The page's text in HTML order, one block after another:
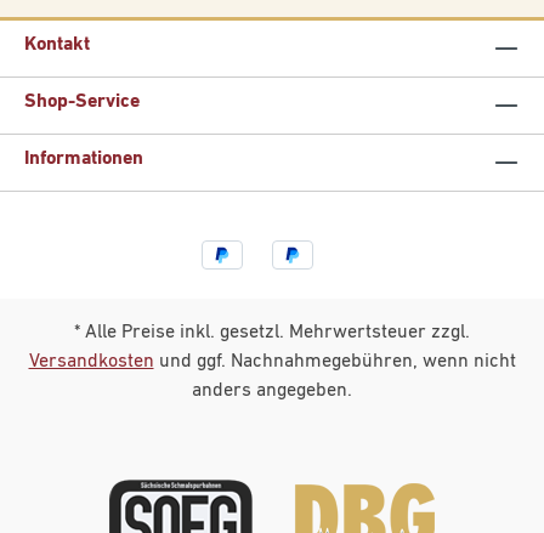
Kontakt
Shop-Service
Informationen
* Alle Preise inkl. gesetzl. Mehrwertsteuer zzgl.
Versandkosten und ggf. Nachnahmegebühren, wenn nicht
anders angegeben.